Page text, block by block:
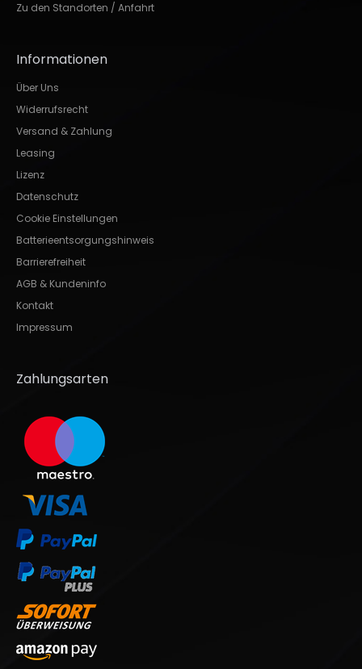
Zu den Standorten / Anfahrt
Informationen
Über Uns
Widerrufsrecht
Versand & Zahlung
Leasing
Lizenz
Datenschutz
Cookie Einstellungen
Batterieentsorgungshinweis
Barrierefreiheit
AGB & Kundeninfo
Kontakt
Impressum
Zahlungsarten